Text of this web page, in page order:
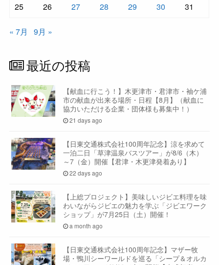
25
26 27 28 29 30 31
« 7月 9月 »
最近の投稿
【献血に行こう！】木更津市・君津市・袖ケ浦
市の献血が出来る場所・日程【8月】（献血に
協力いただける企業・団体様も募集中！）
21 days ago
【日東交通株式会社100周年記念】涼を求めて
一泊二日「草津温泉バスツアー」が8/6（木）
～7（金）開催【君津・木更津発着あり】
22 days ago
【上総プロジェクト】美味しいジビエ料理を味
わいながらジビエの魅力を学ぶ「ジビエワーク
ショップ」が7月25日（土）開催！
a month ago
【日東交通株式会社100周年記念】マザー牧
場・鴨川シーワールドを巡る「シープ＆オルカ